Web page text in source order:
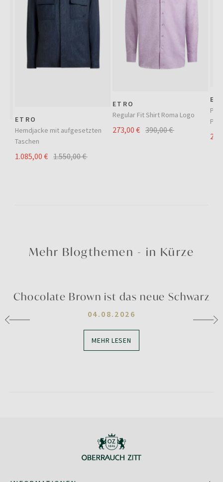
ETRO
Hemdjacke mit aufgesetzten
Taschen
1.085,00 € 1.550,00 €
ETRO
Regular Fit Shirt Roma Logo
273,00 € 390,00 €
Mehr Blogthemen - in Kürze
Chocolate Brown ist das neue Schwarz
04.08.2026
MEHR LESEN